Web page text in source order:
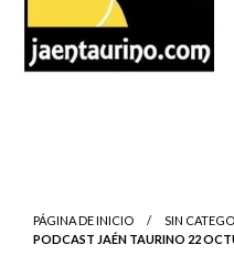
PÁGINA DE INICIO
SIN
PODCAST JAÉN TAURINO 22